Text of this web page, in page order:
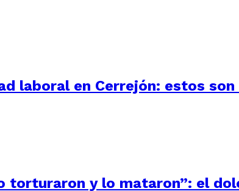
laboral en Cerrejón: estos
torturaron y lo mataron”: el